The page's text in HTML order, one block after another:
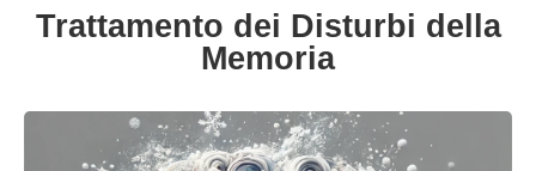
Trattamento dei Disturbi della
Memoria